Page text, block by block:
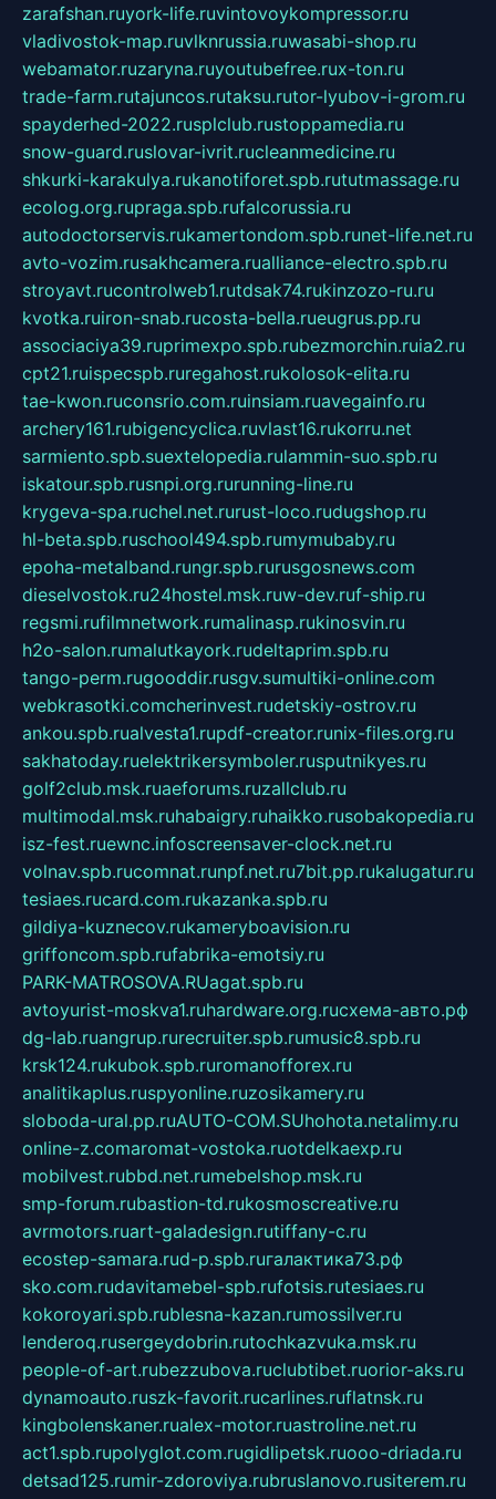
zarafshan.ruyork-life.ruvintovoykompressor.ru
vladivostok-map.ruvlknrussia.ruwasabi-shop.ru
webamator.ruzaryna.ruyoutubefree.rux-ton.ru
trade-farm.rutajuncos.rutaksu.rutor-lyubov-i-grom.ru
spayderhed-2022.rusplclub.rustoppamedia.ru
snow-guard.ruslovar-ivrit.rucleanmedicine.ru
shkurki-karakulya.rukanotiforet.spb.rututmassage.ru
ecolog.org.rupraga.spb.rufalcorussia.ru
autodoctorservis.rukamertondom.spb.runet-life.net.ru
avto-vozim.rusakhcamera.rualliance-electro.spb.ru
stroyavt.rucontrolweb1.rutdsak74.rukinzozo-ru.ru
kvotka.ruiron-snab.rucosta-bella.rueugrus.pp.ru
associaciya39.ruprimexpo.spb.rubezmorchin.ruia2.ru
cpt21.ruispecspb.ruregahost.rukolosok-elita.ru
tae-kwon.ruconsrio.com.ruinsiam.ruavegainfo.ru
archery161.rubigencyclica.ruvlast16.rukorru.net
sarmiento.spb.suextelopedia.rulammin-suo.spb.ru
iskatour.spb.rusnpi.org.rurunning-line.ru
krygeva-spa.ruchel.net.rurust-loco.rudugshop.ru
hl-beta.spb.ruschool494.spb.rumymubaby.ru
epoha-metalband.rungr.spb.rurusgosnews.com
dieselvostok.ru24hostel.msk.ruw-dev.ruf-ship.ru
regsmi.rufilmnetwork.rumalinasp.rukinosvin.ru
h2o-salon.rumalutkayork.rudeltaprim.spb.ru
tango-perm.rugooddir.rusgv.sumultiki-online.com
webkrasotki.comcherinvest.rudetskiy-ostrov.ru
ankou.spb.rualvesta1.rupdf-creator.runix-files.org.ru
sakhatoday.ruelektrikersymboler.rusputnikyes.ru
golf2club.msk.ruaeforums.ruzallclub.ru
multimodal.msk.ruhabaigry.ruhaikko.rusobakopedia.ru
isz-fest.ruewnc.infoscreensaver-clock.net.ru
volnav.spb.rucomnat.runpf.net.ru7bit.pp.rukalugatur.ru
tesiaes.rucard.com.rukazanka.spb.ru
gildiya-kuznecov.rukameryboavision.ru
griffoncom.spb.rufabrika-emotsiy.ru
PARK-MATROSOVA.RUagat.spb.ru
avtoyurist-moskva1.ruhardware.org.ruсхема-авто.рф
dg-lab.ruangrup.rurecruiter.spb.rumusic8.spb.ru
krsk124.rukubok.spb.ruromanofforex.ru
analitikaplus.ruspyonline.ruzosikamery.ru
sloboda-ural.pp.ruAUTO-COM.SUhohota.netalimy.ru
online-z.comaromat-vostoka.ruotdelkaexp.ru
mobilvest.rubbd.net.rumebelshop.msk.ru
smp-forum.rubastion-td.rukosmoscreative.ru
avrmotors.ruart-galadesign.rutiffany-c.ru
ecostep-samara.rud-p.spb.ruгалактика73.рф
sko.com.rudavitamebel-spb.rufotsis.rutesiaes.ru
kokoroyari.spb.rublesna-kazan.rumossilver.ru
lenderoq.rusergeydobrin.rutochkazvuka.msk.ru
people-of-art.rubezzubova.ruclubtibet.ruorior-aks.ru
dynamoauto.ruszk-favorit.rucarlines.ruflatnsk.ru
kingbolenskaner.rualex-motor.ruastroline.net.ru
act1.spb.rupolyglot.com.rugidlipetsk.ruooo-driada.ru
detsad125.rumir-zdoroviya.rubruslanovo.rusiterem.ru